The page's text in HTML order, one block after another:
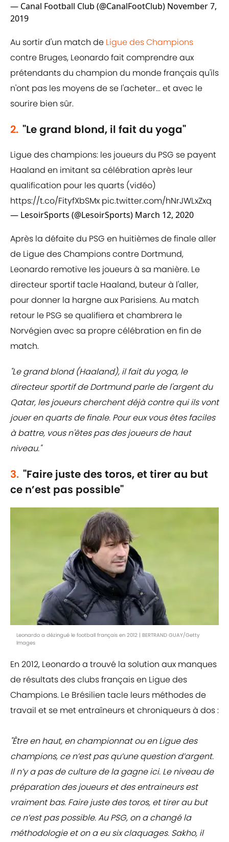
— Canal Football Club (@CanalFootClub) November 7,
2019
Au sortir d'un match de Ligue des Champions
contre Bruges, Leonardo fait comprendre aux
prétendants du champion du monde français qu'ils
n'ont pas les moyens de se l'acheter... et avec le
sourire bien sûr.
2. "Le grand blond, il fait du yoga"
Ligue des champions: les joueurs du PSG se payent
Haaland en imitant sa célébration après leur
qualification pour les quarts (vidéo)
https://t.co/FityfXbSMx pic.twitter.com/hNrJWLxZxq
— LesoirSports (@LesoirSports) March 12, 2020
Après la défaite du PSG en huitièmes de finale aller
de Ligue des Champions contre Dortmund,
Leonardo remotive les joueurs à sa manière. Le
directeur sportif tacle Haaland, buteur à l'aller,
pour donner la hargne aux Parisiens. Au match
retour le PSG se qualifiera et chambrera le
Norvégien avec sa propre célébration en fin de
match.
"Le grand blond (Haaland), il fait du yoga, le
directeur sportif de Dortmund parle de l'argent du
Qatar, les joueurs cherchent déjà contre qui ils vont
jouer en quarts de finale. Pour eux vous êtes faciles
à battre, vous n'êtes pas des joueurs de haut
niveau."
3. "Faire juste des toros, et tirer au but
ce n’est pas possible"
Leonardo a dézingué le football français en 2012 | BERTRAND GUAY/Getty
Images
En 2012, Leonardo a trouvé la solution aux manques
de résultats des clubs français en Ligue des
Champions. Le Brésilien tacle leurs méthodes de
travail et se met entraîneurs et chroniqueurs à dos :
"Être en haut, en championnat ou en Ligue des
champions, ce n’est pas qu’une question d’argent.
Il n’y a pas de culture de la gagne ici. Le niveau de
préparation des joueurs et des entraineurs est
vraiment bas. Faire juste des toros, et tirer au but
ce n’est pas possible. Au PSG, on a changé la
méthodologie et on a eu six claquages. Sakho, il